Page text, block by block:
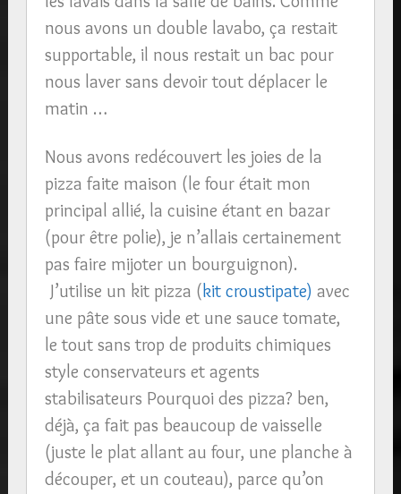
nous avons un double lavabo, ça restait
supportable, il nous restait un bac pour
nous laver sans devoir tout déplacer le
matin …
Nous avons redécouvert les joies de la
pizza faite maison (le four était mon
principal allié, la cuisine étant en bazar
(pour être polie), je n’allais certainement
pas faire mijoter un bourguignon).
J’utilise un kit pizza (kit croustipate) avec
une pâte sous vide et une sauce tomate,
le tout sans trop de produits chimiques
style conservateurs et agents
stabilisateurs Pourquoi des pizza? ben,
déjà, ça fait pas beaucoup de vaisselle
(juste le plat allant au four, une planche à
découper, et un couteau), parce qu’on